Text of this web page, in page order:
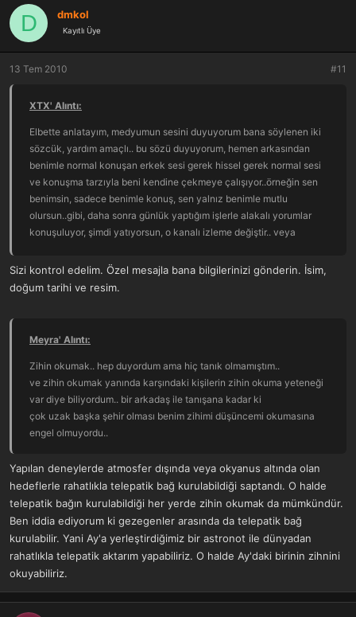
D dmkol
Kayıtlı Üye
13 Tem 2010 #11
XTX' Alıntı:
Elbette anlatayım, medyumun sesini duyuyorum bana söylenen iki
sözcük, yardım amaçlı.. bu sözü duyuyorum, hemen arkasından
benimle normal konuşan erkek sesi gerek hissel gerek normal sesi
ve konuşma tarzıyla beni kendine çekmeye çalışıyor..örneğin sen
benimsin, sadece benimle konuş, sen yalnız benimle mutlu
olursun..gibi, daha sonra günlük yaptığım işlerle alakalı yorumlar
konuşuluyor, şimdi yatıyorsun, o kanalı izleme değiştir.. veya
medyum kişi ona tamam telepatiye geç düşünüyor gibi , diğer
varlıklar konusuna gelince kadın olanı kulağımın zarını patlatacak
korusun kendi halimde biriyim ve yalnız yaşayan bir bayanım..
erkek olanı ise wc de ve banyoda bana söylediğim gibi taciz eden
lafları ve vücudumda gezen bir enerji yoğunluğu oluyor,
saçlarımdan itibaren dalga halinde... ben kimseyle ve büyü gibi
işlerle hiç uğraşmadım, burada konuları merakla okumam
dışında...zihnimdeki düşüncelere ortak olup hemen mudahaleye
paylaşmayı istedim, o da kabul edip gelecekti ki aniden gelmekten
vazgeçti ve bende parmağımı kazayla öyle bir kestimki yere düşüp
bayılcak gibi oldum, aksilikler ard arda geldi... bu arada hiç alakası
olmayan resimler görüntüler şarkı sözleri ve tekrarla yine olur olmaz
başka konuşmalara da tanık oluyorum.. sizce benimle uğraşan biri
olabilirmi, hiç huzurlu değilim zihnimi başka işlerle meşgul ediyorum
ama faydası yok... size ilginizden dolayı teşekkür ediyorum,
elimden geldiğince ifade etmeye çalıştım.... saygılar.
Sizi kontrol edelim. Özel mesajla bana bilgilerinizi gönderin. İsim,
doğum tarihi ve resim.
Meyra' Alıntı:
Zihin okumak.. hep duyordum ama hiç tanık olmamıştım..
ve zihin okumak yanında karşındaki kişilerin zihin okuma yeteneği
var diye biliyordum.. bir arkadaş ile tanışana kadar ki
çok uzak başka şehir olması benim zihimi düşüncemi okumasına
engel olmuyordu..
Yapılan deneylerde atmosfer dışında veya okyanus altında olan
hedeflerle rahatlıkla telepatik bağ kurulabildiği saptandı. O halde
telepatik bağın kurulabildiği her yerde zihin okumak da mümkündür.
Ben iddia ediyorum ki gezegenler arasında da telepatik bağ
kurulabilir. Yani Ay'a yerleştirdiğimiz bir astronot ile dünyadan
rahatlıkla telepatik aktarım yapabiliriz. O halde Ay'daki birinin zihnini
okuyabiliriz.